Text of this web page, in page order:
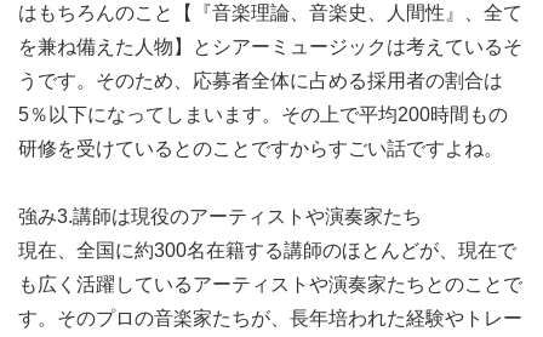
はもちろんのこと【『音楽理論、音楽史、人間性』、全て
を兼ね備えた人物】とシアーミュージックは考えているそ
うです。そのため、応募者全体に占める採用者の割合は
5％以下になってしまいます。その上で平均200時間もの
研修を受けているとのことですからすごい話ですよね。
強み3.講師は現役のアーティストや演奏家たち
現在、全国に約300名在籍する講師のほとんどが、現在で
も広く活躍しているアーティストや演奏家たちとのことで
す。そのプロの音楽家たちが、長年培われた経験やトレー